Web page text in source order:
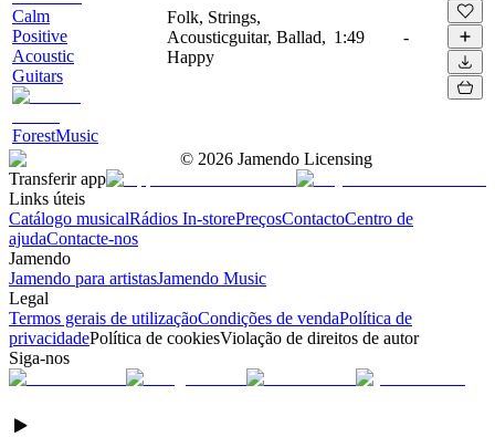
Calm
Positive
Acoustic
Guitars
ForestMusic
Folk, Strings,
Acousticguitar, Ballad,
Happy
1:49 -
© 2026 Jamendo Licensing
Transferir app
Links úteis
Catálogo musicalRádios In-storePreçosContactoCentro de
ajudaContacte-nos
Jamendo
Jamendo para artistasJamendo Music
Legal
Termos gerais de utilizaçãoCondições de vendaPolítica de
privacidadePolítica de cookiesViolação de direitos de autor
Siga-nos